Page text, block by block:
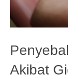
Akibat